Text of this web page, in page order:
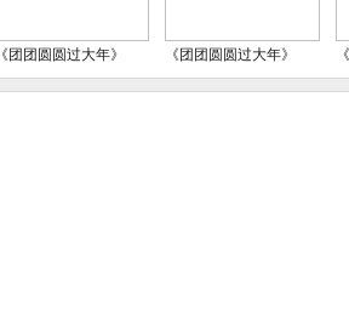
《团团圆圆过大年》 《团团圆圆过大年》